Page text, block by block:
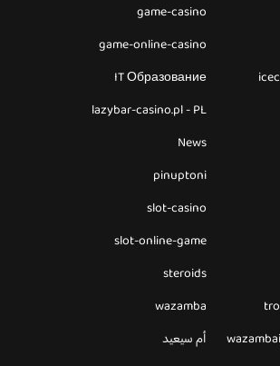
game-casino
game-online-casino
IT Образование
lazybar-casino.pl - PL
News
pinuptoni
slot-casino
slot-online-game
steroids
wazamba
أم سيعيد